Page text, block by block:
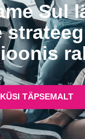
Sul
KÜSI TÄPSEMALT